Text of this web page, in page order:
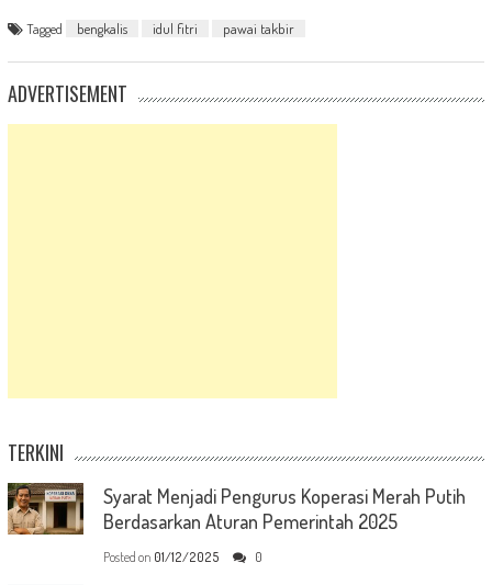
Tagged bengkalis idul fitri pawai takbir
ADVERTISEMENT
TERKINI
Syarat Menjadi Pengurus Koperasi Merah Putih
Berdasarkan Aturan Pemerintah 2025
Posted on 01/12/2025 0